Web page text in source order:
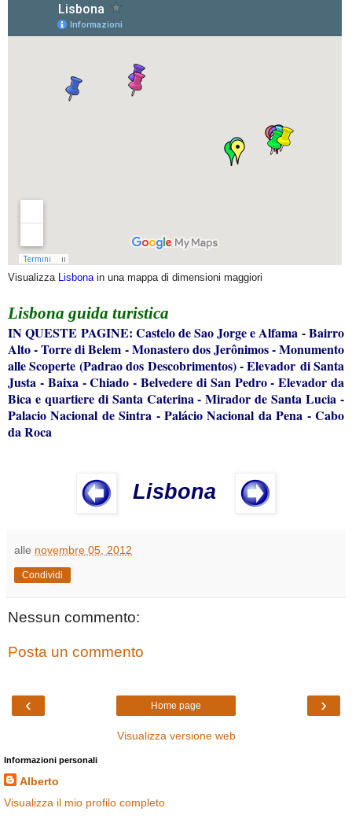
Visualizza Lisbonain una mappa di dimensioni maggiori
Lisbona guida turistica
IN QUESTE PAGINE: Castelo de Sao Jorge e Alfama -Bairro
Alto-Torre di Belem -Monastero dos Jerônimos-Monumento
alle Scoperte (Padrao dos Descobrimentos)-Elevador di Santa
Justa - Baixa-Chiado -Belvedere di San Pedro-Elevador da
Bica e quartiere di Santa Caterina-Mirador de Santa Lucia -
Palacio Nacional de Sintra -Palácio Nacional da Pena -Cabo
da Roca
Lisbona
alle novembre 05, 2012
Condividi
Nessun commento:
Posta un commento
‹ ›
Home page
Visualizza versione web
Informazioni personali
Alberto
Visualizza il mio profilo completo